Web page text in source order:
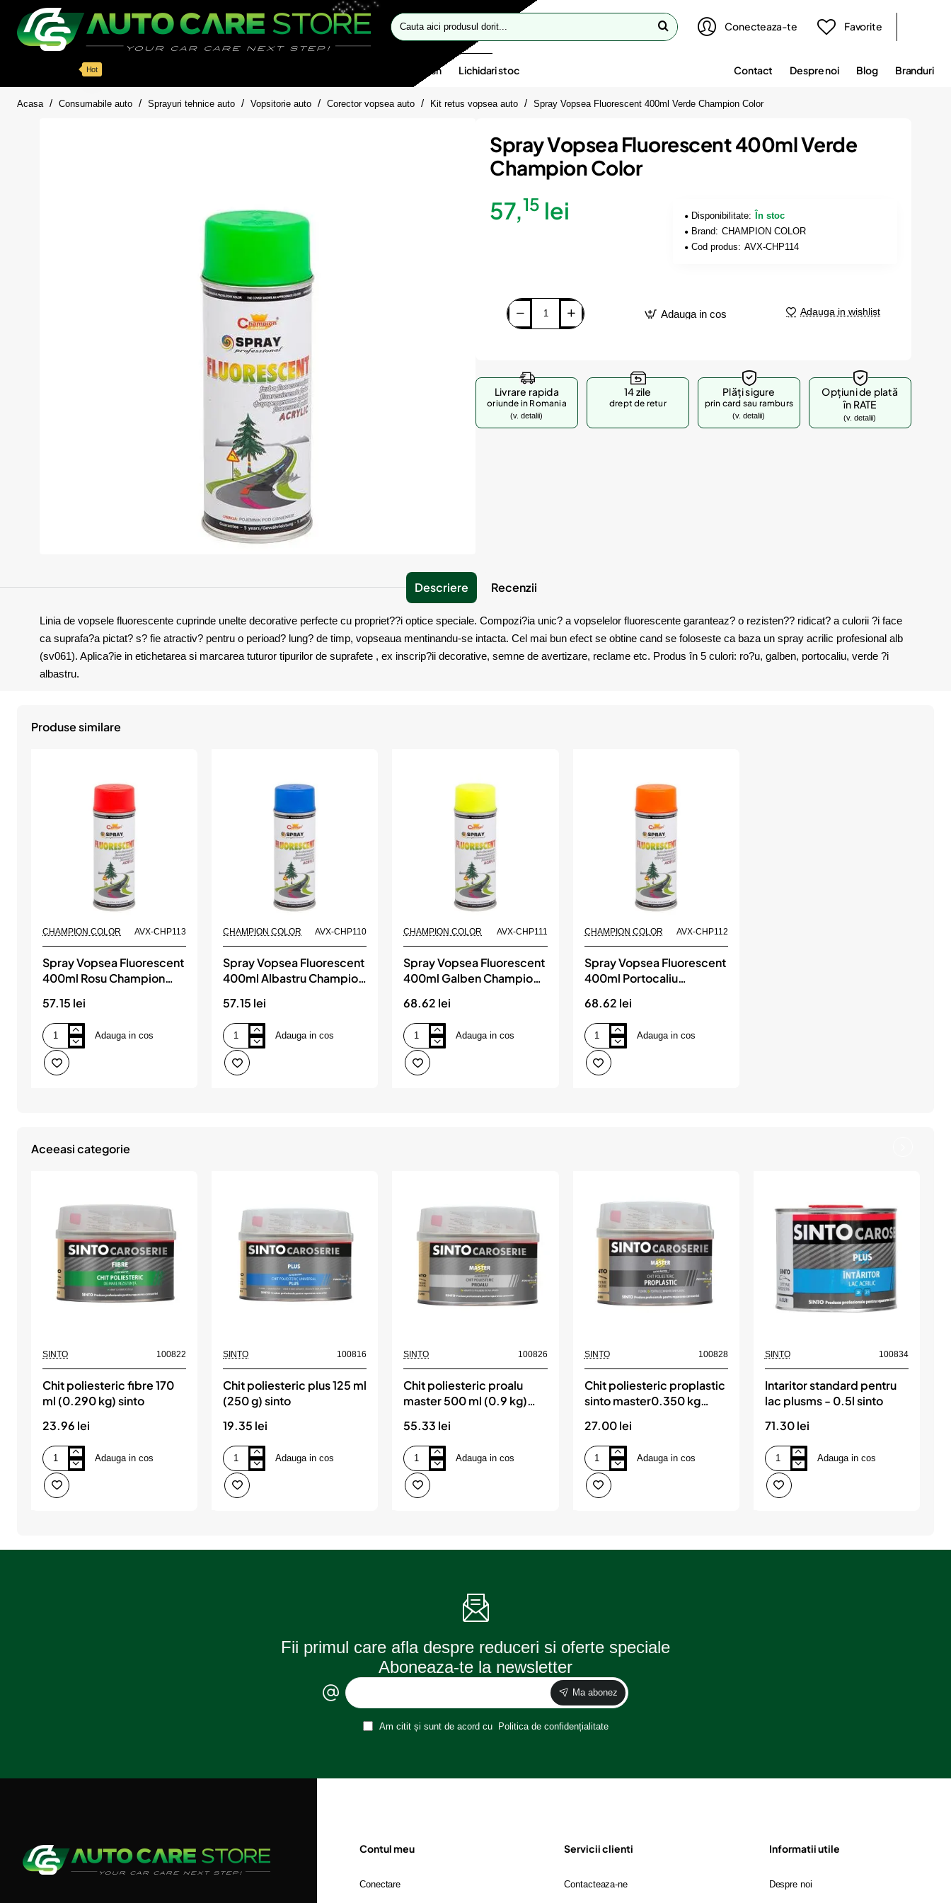
Cauta
aici
Conecteaza-te Favorite
Hot Oferte flash Lichidari stoc Contact Despre noi Blog Branduri
Acasa homeConsumabile auto Sprayuri tehnice auto Vopsitorie auto Corector vopsea auto Kit retus vopsea auto Spray Vopsea Fluorescent 400ml Verde Champion Color
Spray Vopsea Fluorescent 400ml Verde
Champion Color
57,15 lei Disponibilitate:
În stoc
Brand: CHAMPION COLOR
Cod produs: AVX-CHP114
Adauga in cos Adauga in wishlist
Livrare rapida
oriunde in Romania
(v. detalii)
14 zile
drept de retur
Plăți sigure
prin card sau ramburs
(v. detalii)
Opțiuni de plată
în RATE
(v. detalii)
Descriere Recenzii
Linia de vopsele fluorescente cuprinde unelte decorative perfecte cu propriet??i optice speciale. Compozi?ia unic? a vopselelor fluorescente garanteaz? o rezisten?? ridicat? a culorii ?i face
ca suprafa?a pictat? s? fie atractiv? pentru o perioad? lung? de timp, vopseaua mentinandu-se intacta. Cel mai bun efect se obtine cand se foloseste ca baza un spray acrilic profesional alb
(sv061). Aplica?ie in etichetarea si marcarea tuturor tipurilor de suprafete , ex inscrip?ii decorative, semne de avertizare, reclame etc. Produs în 5 culori: ro?u, galben, portocaliu, verde ?i
albastru.
Produse similare
CHAMPION COLOR AVX-CHP113
Spray Vopsea Fluorescent
400ml Rosu Champion
57.15 lei
Spray
Vopsea
Fluorescent
400ml
Adauga in cos
CHAMPION COLOR AVX-CHP110
Spray Vopsea Fluorescent
400ml Albastru Champion
57.15 lei
Spray
Vopsea
Fluorescent
400ml
Adauga in cos
CHAMPION COLOR AVX-CHP111
Spray Vopsea Fluorescent
400ml Galben Champion
68.62 lei
Spray
Vopsea
Fluorescent
400ml
Adauga in cos
CHAMPION COLOR AVX-CHP112
Spray Vopsea Fluorescent
400ml Portocaliu
68.62 lei
Spray
Vopsea
Fluorescent
400ml
Adauga in cos
Aceeasi categorie
SINTO 100822
Chit poliesteric fibre 170
ml (0.290 kg) sinto
23.96 lei
Chit
poliesteric
fibre
170
Adauga in cos
SINTO 100816
Chit poliesteric plus 125 ml
(250 g) sinto
19.35 lei
Chit
poliesteric
plus
125
Adauga in cos
SINTO 100826
Chit poliesteric proalu
master 500 ml (0.9 kg)
55.33 lei
Chit
poliesteric
proalu
master
sinto
Adauga in cos
SINTO 100828
Chit poliesteric proplastic
sinto master0.350 kg
27.00 lei
Chit
poliesteric
proplastic
sinto
Adauga in cos
SINTO 100834
Intaritor standard pentru
lac plusms - 0.5l sinto
71.30 lei
Intaritor
standard
pentru
lac
Adauga in cos
Fii primul care afla despre reduceri si oferte speciale
Aboneaza-te la newsletter
Ma abonez
Am citit și sunt de acord cu Politica de confidențialitate
Contul meu
Conectare
Servicii clienti
Contacteaza-ne
Informatii utile
Despre noi